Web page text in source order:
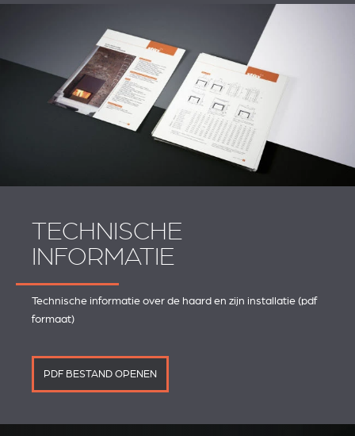
TECHNISCHE
INFORMATIE
Technische informatie over de haard en zijn installatie (pdf
formaat)
PDF BESTAND OPENEN